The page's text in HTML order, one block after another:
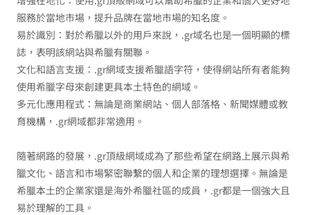
服務於當地市場，提升品牌在當地市場的知名度。
易於識別：對於希臘以外的用戶來說，.gr域名也是一個明顯的標
誌，表明該網站與希臘有關聯。
文化和語言支援：.gr網域支援希臘語字符，使得網站所有者能夠
使用希臘字母來創建更具本土特色的網域。
多元化應用程式：無論是商業網站、個人部落格、新聞媒體或教
育機構，.gr網域都非常適用。
隨著網路的發展，.gr頂級網域成為了那些希望在網路上展示與希
臘文化、語言和市場緊密聯繫的個人和企業的理想選擇。無論是
希臘本土的企業家還是海外希臘社區的成員，.gr都是一個強大且
易於理解的工具。